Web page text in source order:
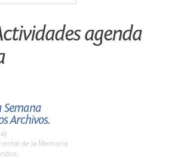
agenda
Semana
Archivos.
de la Memoria